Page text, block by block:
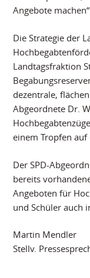
Angebote machen“
Die Strategie der
Landtagsfraktion
dezentrale,
Abgeordnete Dr.
einem Tropfen auf
Der SPD-
bereits
Angeboten für
und Schüler auch
Martin Mendler
Stellv.